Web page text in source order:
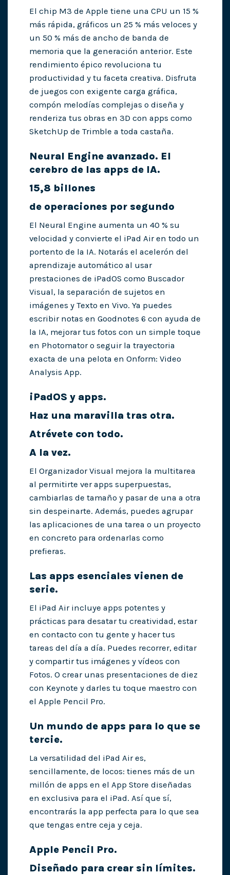
El chip M3 de Apple tiene una CPU un 15 %
más rápida, gráficos un 25 % más veloces y
un 50 % más de ancho de banda de
memoria que la generación anterior. Este
rendimiento épico revoluciona tu
productividad y tu faceta creativa. Disfruta
de juegos con exigente carga gráfica,
compón melodías complejas o diseña y
renderiza tus obras en 3D con apps como
SketchUp de Trimble a toda castaña.
Neural Engine avanzado. El
cerebro de las apps de IA.
15,8 billones
de operaciones por segundo
El Neural Engine aumenta un 40 % su
velocidad y convierte el iPad Air en todo un
portento de la IA. Notarás el acelerón del
aprendizaje automático al usar
prestaciones de iPadOS como Buscador
Visual, la separación de sujetos en
imágenes y Texto en Vivo. Ya puedes
escribir notas en Goodnotes 6 con ayuda de
la IA, mejorar tus fotos con un simple toque
en Photomator o seguir la trayectoria
exacta de una pelota en Onform: Video
Analysis App.
iPadOS y apps.
Haz una maravilla tras otra.
Atrévete con todo.
A la vez.
El Organizador Visual mejora la multitarea
al permitirte ver apps superpuestas,
cambiarlas de tamaño y pasar de una a otra
sin despeinarte. Además, puedes agrupar
las aplicaciones de una tarea o un proyecto
en concreto para ordenarlas como
prefieras.
Las apps esenciales vienen de
serie.
El iPad Air incluye apps potentes y
prácticas para desatar tu creatividad, estar
en contacto con tu gente y hacer tus
tareas del día a día. Puedes recorrer, editar
y compartir tus imágenes y vídeos con
Fotos. O crear unas presentaciones de diez
con Keynote y darles tu toque maestro con
el Apple Pencil Pro.
Un mundo de apps para lo que se
tercie.
La versatilidad del iPad Air es,
sencillamente, de locos: tienes más de un
millón de apps en el App Store diseñadas
en exclusiva para el iPad. Así que sí,
encontrarás la app perfecta para lo que sea
que tengas entre ceja y ceja.
Apple Pencil Pro.
Diseñado para crear sin límites.